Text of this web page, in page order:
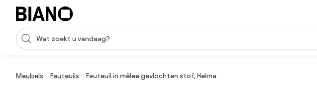
Navigatie overslaan, naar inhoud springen
Zoekopdracht invoeren
Meubels Fauteuils Fauteuil in mêlee gevlochten stof, Helma